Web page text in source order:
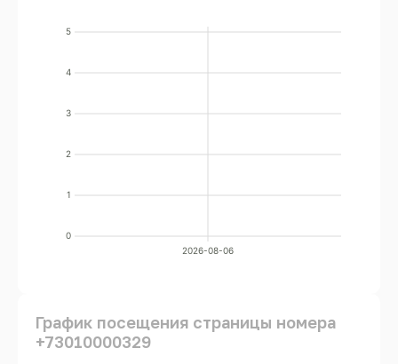
0
1
2
3
4
5
2026-08-06
График посещения страницы номера
+73010000329